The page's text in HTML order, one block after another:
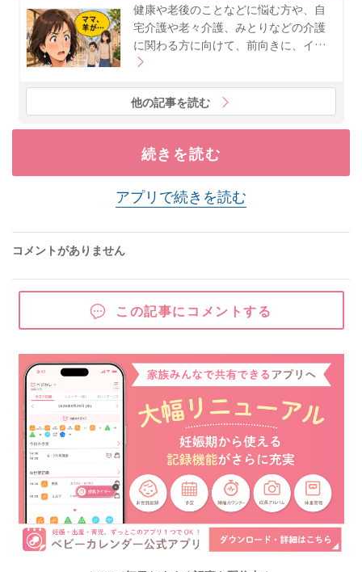
健康や老後のことなどに悩む方や、自
宅介護や老々介護、みとりなどの介護
に関わる方に向けて、前向きに、イ…
他の記事を読む
続きを読む
アプリで続きを読む
コメントがありません
この記事にコメントする